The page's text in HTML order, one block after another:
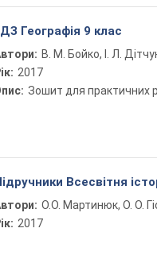
Географія 9 клас
В. М. Бойко, І. Л.
2017
Зошит для практичних
Всесвітня
О.О. Мартинюк, О. О.
2017